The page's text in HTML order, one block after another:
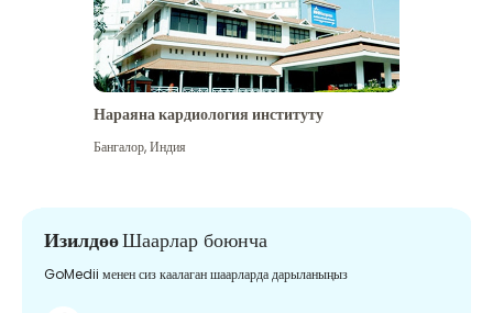
Нараяна кардиология институту
Бангалор,Индия
ИзилдөөШаарлар боюнча
GoMedii менен сиз каалаган шаарларда дарыланыңыз